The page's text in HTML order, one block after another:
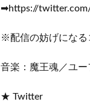
➡https://twitter.com/
※配信の妨げになる
音楽：魔王魂／ユ
★ Twitter